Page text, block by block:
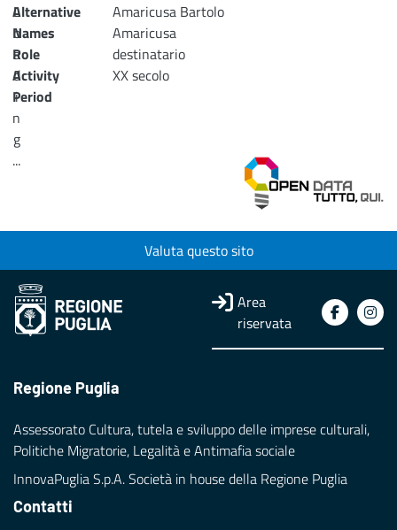
L
o
a
d
i
n
g
...
Alternative
Names
Amaricusa Bartolo
Amaricusa
Role
destinatario
Activity
Period
XX secolo
Valuta questo sito
Area
riservata
Regione Puglia
Assessorato Cultura, tutela e sviluppo delle imprese culturali,
Politiche Migratorie, Legalità e Antimafia sociale
InnovaPuglia S.p.A. Società in house della Regione Puglia
Contatti